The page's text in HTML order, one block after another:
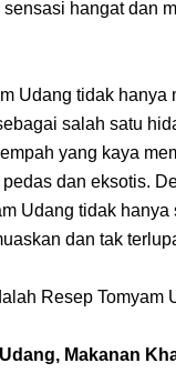
hangat dan
Udang tidak
salah satu
yang kaya
dan eksotis.
Udang tidak
dan tak
Resep Tomyam
Makanan